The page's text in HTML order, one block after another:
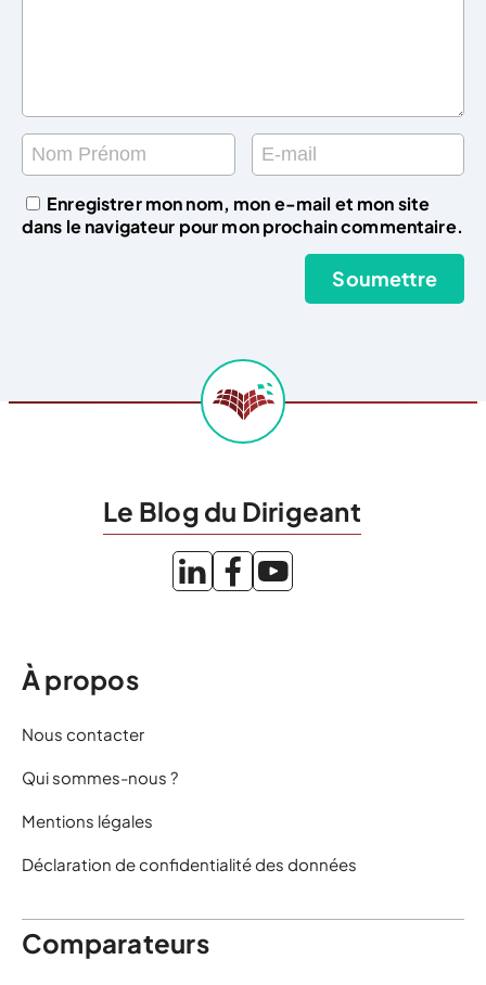
Enregistrer mon nom, mon e-mail et mon site
dans le navigateur pour mon prochain commentaire.
Le Blog du Dirigeant
À propos
Nous contacter
Qui sommes-nous ?
Mentions légales
Déclaration de confidentialité des données
Comparateurs